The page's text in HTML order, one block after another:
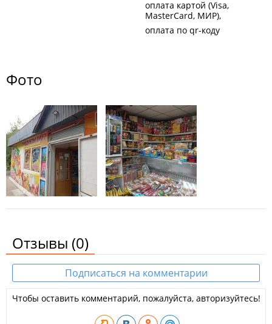
оплата картой (Visa,
MasterCard, МИР)
оплата по qr-коду
Фото
Отзывы (0)
Подписаться на комментарии
Чтобы оставить комментарий, пожалуйста, авторизуйтесь!